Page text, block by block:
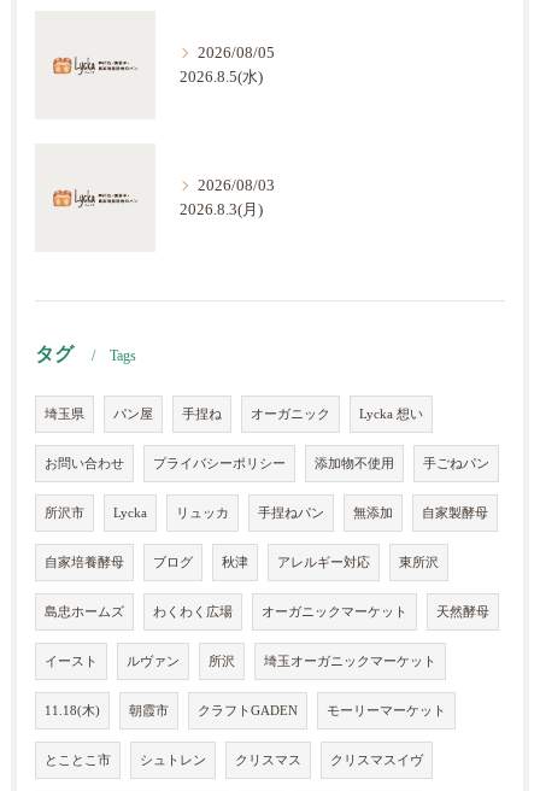
2026/08/05
2026.8.5(水)
2026/08/03
2026.8.3(月)
タグ Tags
埼玉県 パン屋 手捏ね オーガニック Lycka 想い
お問い合わせ プライバシーポリシー 添加物不使用 手ごねパン
所沢市 Lycka リュッカ 手捏ねパン 無添加 自家製酵母
自家培養酵母 ブログ 秋津 アレルギー対応 東所沢
島忠ホームズ わくわく広場 オーガニックマーケット 天然酵母
イースト ルヴァン 所沢 埼玉オーガニックマーケット
11.18(木) 朝霞市 クラフトGADEN モーリーマーケット
とことこ市 シュトレン クリスマス クリスマスイヴ